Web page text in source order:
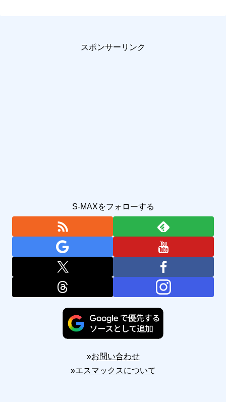
スポンサーリンク
S-MAXをフォローする
»お問い合わせ
»エスマックスについて